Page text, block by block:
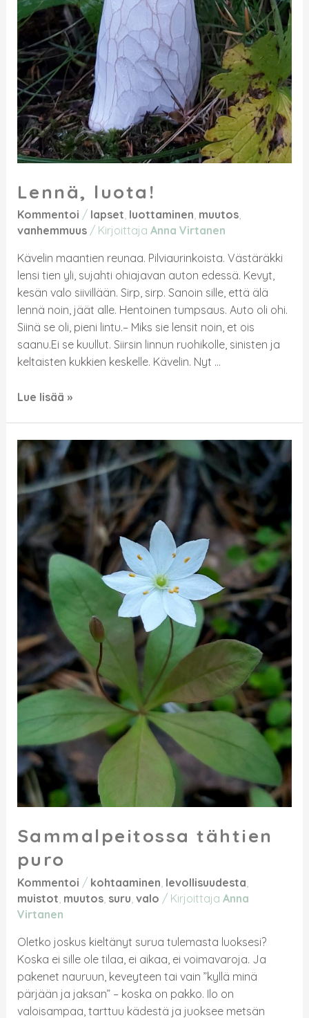
Lennä, luota!
Kommentoi / lapset, luottaminen, muutos,
vanhemmuus/ Kirjoittaja Anna Virtanen
Kävelin maantien reunaa. Pilviaurinkoista. Västäräkki
lensi tien yli, sujahti ohiajavan auton edessä. Kevyt,
kesän valo siivillään. Sirp, sirp. Sanoin sille, että älä
lennä noin, jäät alle. Hentoinen tumpsaus. Auto oli ohi.
Siinä se oli, pieni lintu.– Miks sie lensit noin, et ois
saanu.Ei se kuullut. Siirsin linnun ruohikolle, sinisten ja
keltaisten kukkien keskelle. Kävelin. Nyt …
Lue lisää »
Sammalpeitossa tähtien
puro
Kommentoi / kohtaaminen levollisuudesta
muistot muutos, suru valo / Kirjoittaja Anna
Virtanen
Oletko joskus kieltänyt surua tulemasta luoksesi?
Koska ei sille ole tilaa, ei aikaa, ei voimavaroja. Ja
pakenet nauruun, keveyteen tai vain ”kyllä minä
pärjään ja jaksan” – koska on pakko. Ilo on
valoisampaa, tarttuu kädestä ja juoksee metsän